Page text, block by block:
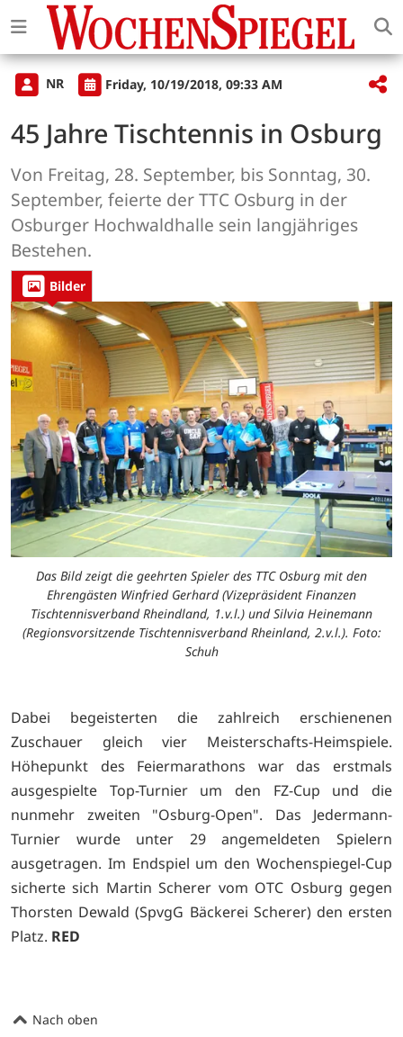
NR Friday, 10/19/2018, 09:33 AM
45 Jahre Tischtennis in Osburg
Von Freitag, 28. September, bis Sonntag, 30.
September, feierte der TTC Osburg in der
Osburger Hochwaldhalle sein langjähriges
Bestehen.
Bilder
Das Bild zeigt die geehrten Spieler des TTC Osburg mit den
Ehrengästen Winfried Gerhard (Vizepräsident Finanzen
Tischtennisverband Rheindland, 1.v.l.) und Silvia Heinemann
(Regionsvorsitzende Tischtennisverband Rheinland, 2.v.l.). Foto:
Schuh
Dabei begeisterten die zahlreich erschienenen
Zuschauer gleich vier Meisterschafts-Heimspiele.
Höhepunkt des Feiermarathons war das erstmals
ausgespielte Top-Turnier um den FZ-Cup und die
nunmehr zweiten "Osburg-Open". Das Jedermann-
Turnier wurde unter 29 angemeldeten Spielern
ausgetragen. Im Endspiel um den Wochenspiegel-Cup
sicherte sich Martin Scherer vom OTC Osburg gegen
Thorsten Dewald (SpvgG Bäckerei Scherer) den ersten
Platz. RED
Nach oben